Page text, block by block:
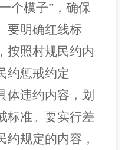
个模子”，确保
要明确红线标
按照村规民约内
约惩戒约定
体违约内容，划
标准。要实行差
约规定的内容，